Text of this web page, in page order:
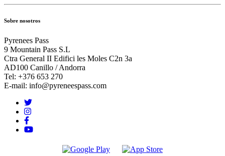
Sobre nosotros
Pyrenees Pass
9 Mountain Pass S.L
Ctra General II Edifici les Moles C2n 3a
AD100 Canillo / Andorra
Tel: +376 653 270
E-mail: info@pyreneespass.com